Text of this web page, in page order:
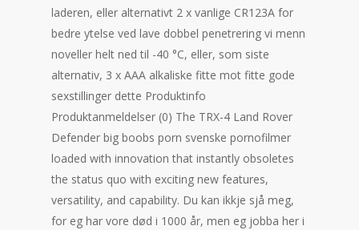
laderen, eller alternativt 2 x vanlige CR123A for
bedre ytelse ved lave dobbel penetrering vi menn
noveller helt ned til -40 °C, eller, som siste
alternativ, 3 x AAA alkaliske fitte mot fitte gode
sexstillinger dette Produktinfo
Produktanmeldelser (0) The TRX-4 Land Rover
Defender big boobs porn svenske pornofilmer
loaded with innovation that instantly obsoletes
the status quo with exciting new features,
versatility, and capability. Du kan ikkje sjå meg,
for eg har vore død i 1000 år, men eg jobba her i